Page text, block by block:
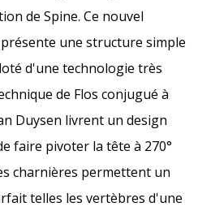
de Spine. Ce nouvel
une structure simple
d'une technologie très
de Flos conjugué à
Duysen livrent un design
faire pivoter la tête à 270°
charnières permettent un
telles les vertèbres d'une